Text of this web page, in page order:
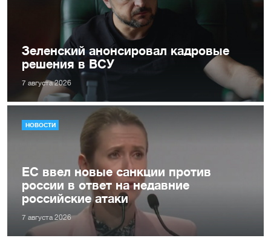
Зеленский анонсировал кадровые
решения в ВСУ
7 августа 2026
НОВОСТИ
ЕС ввел новые санкции против
россии в ответ на недавние
российские атаки
7 августа 2026